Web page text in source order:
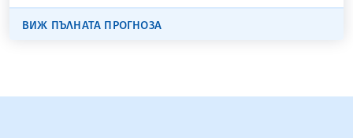
ВИЖ ПЪЛНАТА ПРОГНОЗА
БЪЛГАРСКА ТЕЛЕГРАФНА АГЕНЦИЯ